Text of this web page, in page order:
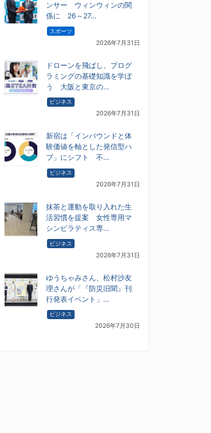
ンサー ウィンウィンの関
係に 26～27…
スポーツ
2026年7月31日
ドローンを飛ばし、プログ
ラミングの基礎知識を学ぼ
う 大阪と東京の…
ビジネス
2026年7月31日
新宿は「インバウンドと体
験価値を軸とした発信型ハ
ブ」にシフト 不…
ビジネス
2026年7月31日
抹茶と運動を取り入れた生
活習慣を提案 女性専用マ
シンピラティス専…
ビジネス
2026年7月31日
ゆうちゃみさん、松村沙友
理さんが「『防災旧聞』刊
行発表イベント」…
ビジネス
2026年7月30日